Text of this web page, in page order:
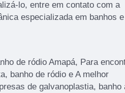
lo, entre em contato com a
especializada em banhos
de ródio Amapá, Para
banho de ródio e A melhor
de galvanoplastia, banho